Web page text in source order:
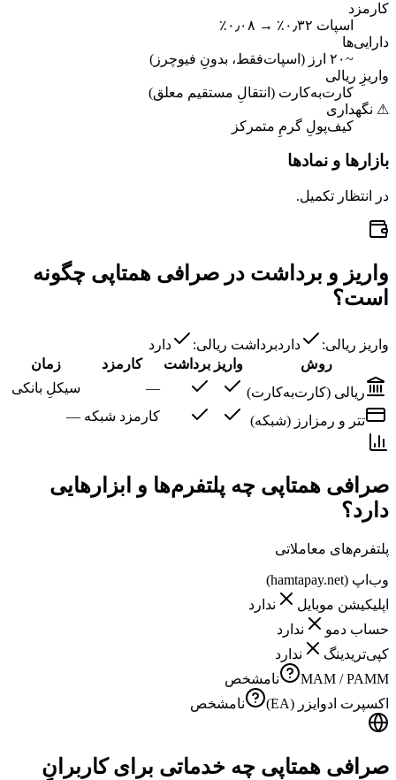
کارمزد
اسپات ۰٫۳۲٪ → ۰٫۰۸٪
دارایی‌ها
~۲۰ ارز (اسپات‌فقط، بدونِ فیوچرز)
واریزِ ریالی
کارت‌به‌کارت (انتقالِ مستقیم معلق)
⚠ نگهداری
کیف‌پولِ گرمِ متمرکز
بازارها و نمادها
در انتظار تکمیل.
واریز و برداشت در صرافی همتاپی چگونه
است؟
واریز ریالی: داردبرداشت ریالی:
دارد
روش
واریز برداشت کارمزد
زمان
ریالی (کارت‌به‌کارت)
— سیکلِ بانکی
تتر و رمزارز (شبکه) کارمزد شبکه —
صرافی همتاپی چه پلتفرم‌ها و ابزارهایی
دارد؟
پلتفرم‌های معاملاتی
وب‌اپ (hamtapay.net)
اپلیکیشن موبایل
ندارد
حساب دمو
ندارد
کپی‌تریدینگ
ندارد
MAM / PAMM
نامشخص
اکسپرت ادوایزر (EA)
نامشخص
صرافی همتاپی چه خدماتی برای کاربرانِ